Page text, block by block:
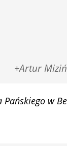
+Artur
w